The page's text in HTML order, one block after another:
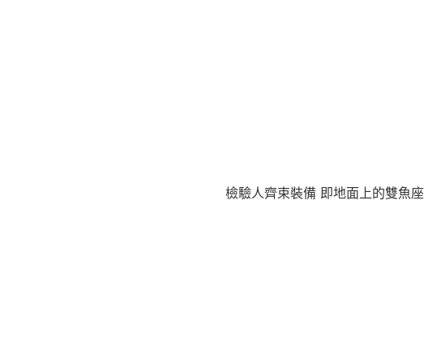
檢驗人齊束裝備 即地面上的雙魚